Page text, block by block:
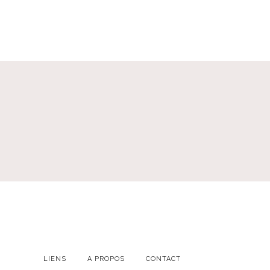
LIENS A PROPOS CONTACT